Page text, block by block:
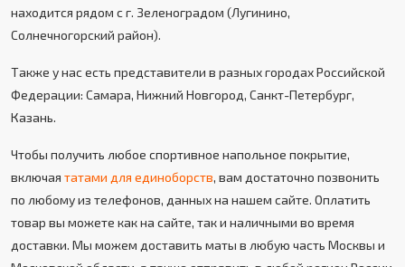
находится рядом с г. Зеленоградом (Лугинино,
Солнечногорский район).
Также у нас есть представители в разных городах Российской
Федерации: Самара, Нижний Новгород, Санкт-Петербург,
Казань.
Чтобы получить любое спортивное напольное покрытие,
включая татами для единоборств, вам достаточно позвонить
по любому из телефонов, данных на нашем сайте. Оплатить
товар вы можете как на сайте, так и наличными во время
доставки. Мы можем доставить маты в любую часть Москвы и